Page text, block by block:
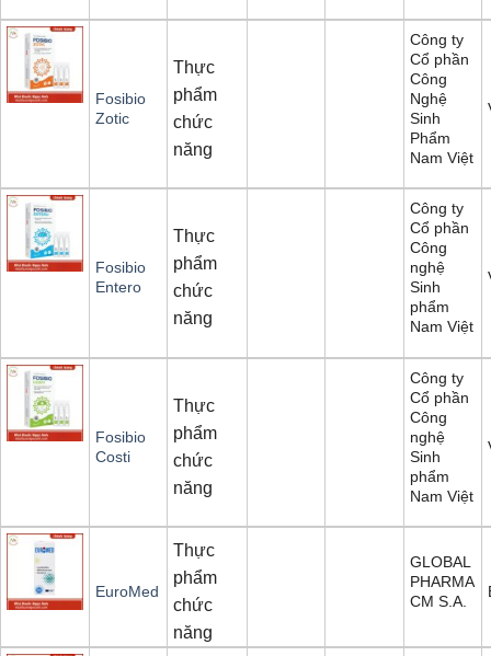
Fosibio
Zotic
Thực
phẩm
chức
năng
Công ty
Cổ phần
Công
Nghệ
Sinh
Phẩm
Nam Việt
Fosibio
Entero
Thực
phẩm
chức
năng
Công ty
Cổ phần
Công
nghệ
Sinh
phẩm
Nam Việt
Fosibio
Costi
Thực
phẩm
chức
năng
Công ty
Cổ phần
Công
nghệ
Sinh
phẩm
Nam Việt
EuroMed
Thực
phẩm
chức
năng
GLOBAL
PHARMA
CM S.A.